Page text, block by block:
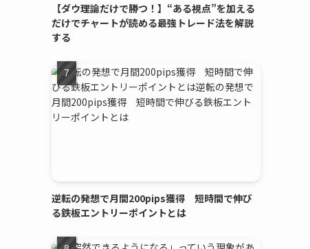
【ダウ理論だけで勝つ！】“ある視点”を加える
だけでチャートが読める最強トレード法を解説
する
逆転の発想で月間200pips獲得 短時間で伸び
る鉄板エントリーポイントとは